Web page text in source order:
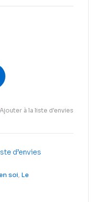
Ajouter à la liste d'envies
d’envies
soi, Le